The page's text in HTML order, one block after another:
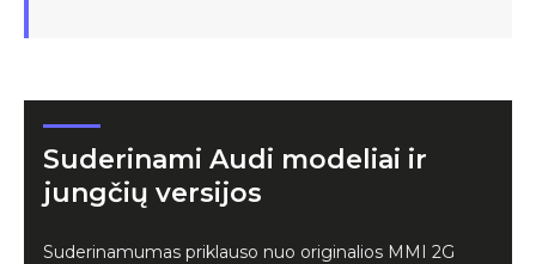
Suderinami Audi modeliai ir
jungčių versijos
Suderinamumas priklauso nuo originalios MMI 2G